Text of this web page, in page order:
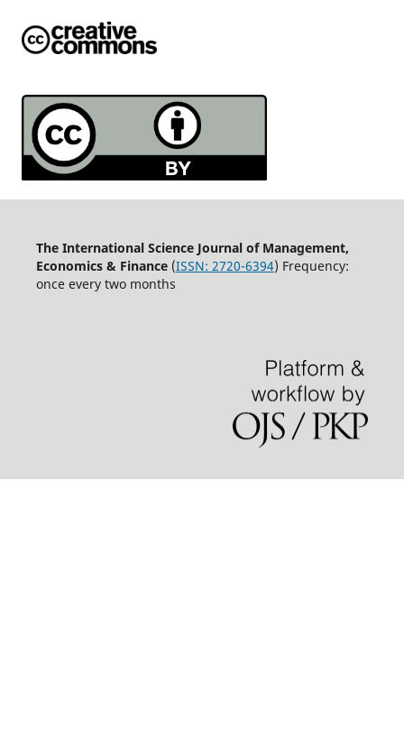
The International Science Journal of Management,
Economics & Finance(ISSN: 2720-6394) Frequency:
once every two months